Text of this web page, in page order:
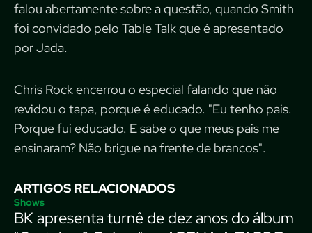
falou abertamente sobre a questão, quando Smith
foi convidado pelo Table Talk que é apresentado
por Jada.
Chris Rock encerrou o especial falando que não
revidou o tapa, porque é educado. "Eu tenho pais.
Porque fui educado. E sabe o que meus pais me
ensinaram? Não brigue na frente de brancos".
ARTIGOS RELACIONADOS
Shows
BK apresenta turnê de dez anos do álbum